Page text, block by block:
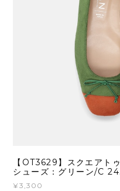
【OT3629】スクエアト
シューズ：グリーン/C
¥3,300